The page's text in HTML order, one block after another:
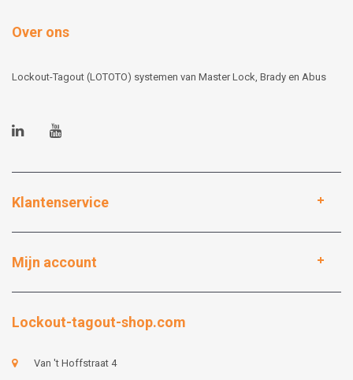
Over ons
Lockout-Tagout (LOTOTO) systemen van Master Lock, Brady en Abus
Klantenservice
Mijn account
Lockout-tagout-shop.com
Van 't Hoffstraat 4